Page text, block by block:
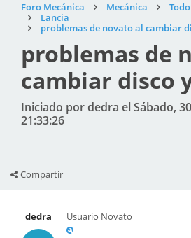
Foro Mecánica Mecánica
Lancia
problemas de novato al cambiar
problemas de
cambiar disco
Iniciado por dedra el Sábado,
21:33:26
Compartir
dedra Usuario Novato